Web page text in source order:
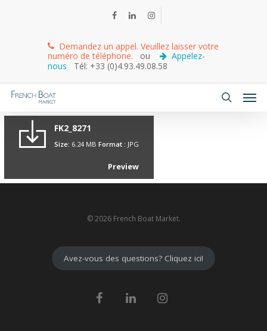
Demandez un appel. Veuillez laisser votre
numéro de téléphone. ou
Appelez-
nous
Tél: +33 (0)4.93.49.08.58
FK2_8271
Size: 6.24 MB Format : JPG
Preview
© 2026 French Boat Market.
Avez-vous des questions? Cliquez ici!